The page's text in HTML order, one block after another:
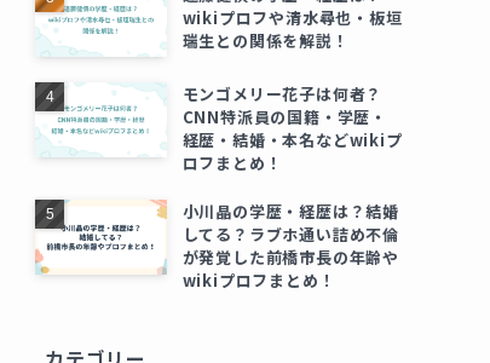
wikiプロフや清水尋也・板垣
瑞生との関係を解説！
モンゴメリー花子は何者？
CNN特派員の国籍・学歴・
経歴・結婚・本名などwikiプ
ロフまとめ！
小川晶の学歴・経歴は？結婚
してる？ラブホ通い詰め不倫
が発覚した前橋市長の年齢や
wikiプロフまとめ！